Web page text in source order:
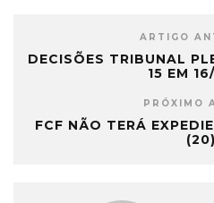
height="1880"] O Presidente
da Comissão de
ARTIGO
DECISÕES TRIBUNAL
15 EM
PRÓXIMO
FCF NÃO TERÁ
(20)